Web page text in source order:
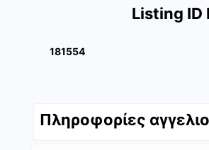
Listing ID
181554
Πληροφορίες